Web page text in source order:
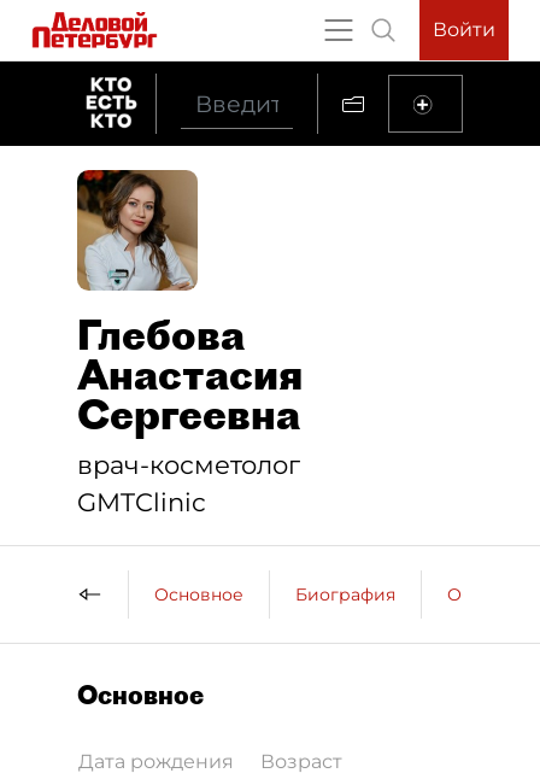
Войти
Глебова
Анастасия
Сергеевна
врач-косметолог
GMTClinic
Основное Биография
Основное
Дата рождения Возраст